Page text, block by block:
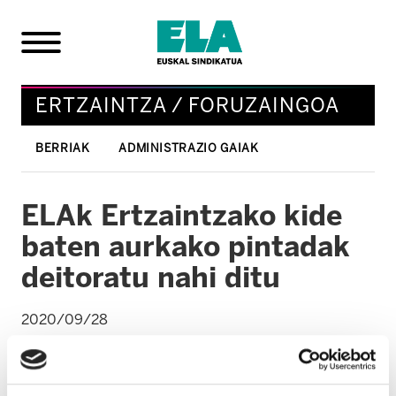
ERTZAINTZA / FORUZAINGOA
BERRIAK ADMINISTRAZIO GAIAK
ELAk Ertzaintzako kide
baten aurkako pintadak
deitoratu nahi ditu
2020/09/28
ERTZAINTZA / FORUZAINGOA
ELA-Ertzaintzak gaitzetsi egin nahi ditu